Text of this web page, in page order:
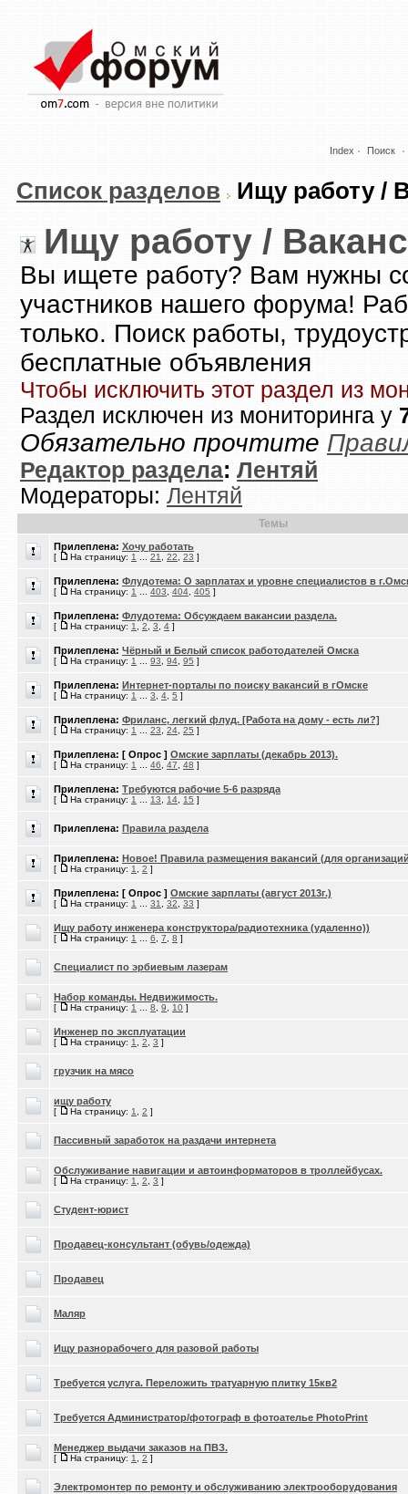
Index Поиск
Список разделов Ищу работу /
Ищу работу /
Вы ищете работу? Вам нужны
участников нашего форума!
только. Поиск работы,
бесплатные объявления
Чтобы исключить этот раздел из
Раздел исключен из мониторинга у
Обязательно прочтите
Редактор раздела: Лентяй
Модераторы: Лентяй
Темы
Прилеплена: Хочу работать
[ На страницу: 1 21 22 23 ]
Прилеплена: Флудотема: О зарплатах и уровне специалистов в
[ На страницу: 1 403 404 405 ]
Прилеплена: Флудотема: Обсуждаем вакансии раздела.
[ На страницу: 1 2 3 4 ]
Прилеплена: Чёрный и Белый список работодателей Омска
[ На страницу: 1 93 94 95 ]
Прилеплена: Интернет-порталы по поиску вакансий в гОмске
[ На страницу: 1 3 4 5 ]
Прилеплена: Фриланс, легкий флуд. [Работа на дому - есть ли?]
[ На страницу: 1 23 24 25 ]
Прилеплена: [ Опрос ] Омские зарплаты (декабрь 2013).
[ На страницу: 1 46 47 48 ]
Прилеплена: Требуются рабочие 5-6 разряда
[ На страницу: 1 13 14 15 ]
Прилеплена: Правила раздела
Прилеплена: Новое! Правила размещения вакансий (для
[ На страницу: 1 2 ]
Прилеплена: [ Опрос ] Омские зарплаты (август 2013г.)
[ На страницу: 1 31 32 33 ]
Ищу работу инженера конструктора/радиотехника (удаленно))
[ На страницу: 1 6 7 8 ]
Специалист по эрбиевым лазерам
Набор команды. Недвижимость.
[ На страницу: 1 8 9 10 ]
Инженер по эксплуатации
[ На страницу: 1 2 3 ]
грузчик на мясо
ищу работу
[ На страницу: 1 2 ]
Пассивный заработок на раздачи интернета
Обслуживание навигации и автоинформаторов в троллейбусах.
[ На страницу: 1 2 3 ]
Студент-юрист
Продавец-консультант (обувь/одежда)
Продавец
Маляр
Ищу разнорабочего для разовой работы
Требуется услуга. Переложить тратуарную плитку 15кв2
Требуется Админиcтратор/фотограф в фотоателье PhotoPrint
Менеджер выдачи заказов на ПВЗ.
[ На страницу: 1 2 ]
Электромонтер по ремонту и обслуживанию электрооборудования